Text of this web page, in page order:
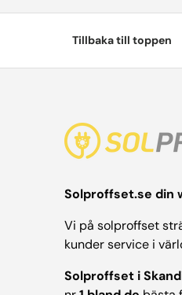
Tillbaka till toppen
Solproffset.se din
Vi på solproffset
kunder service i
Solproffset i